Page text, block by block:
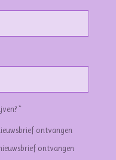
*
ontvangen
ontvangen